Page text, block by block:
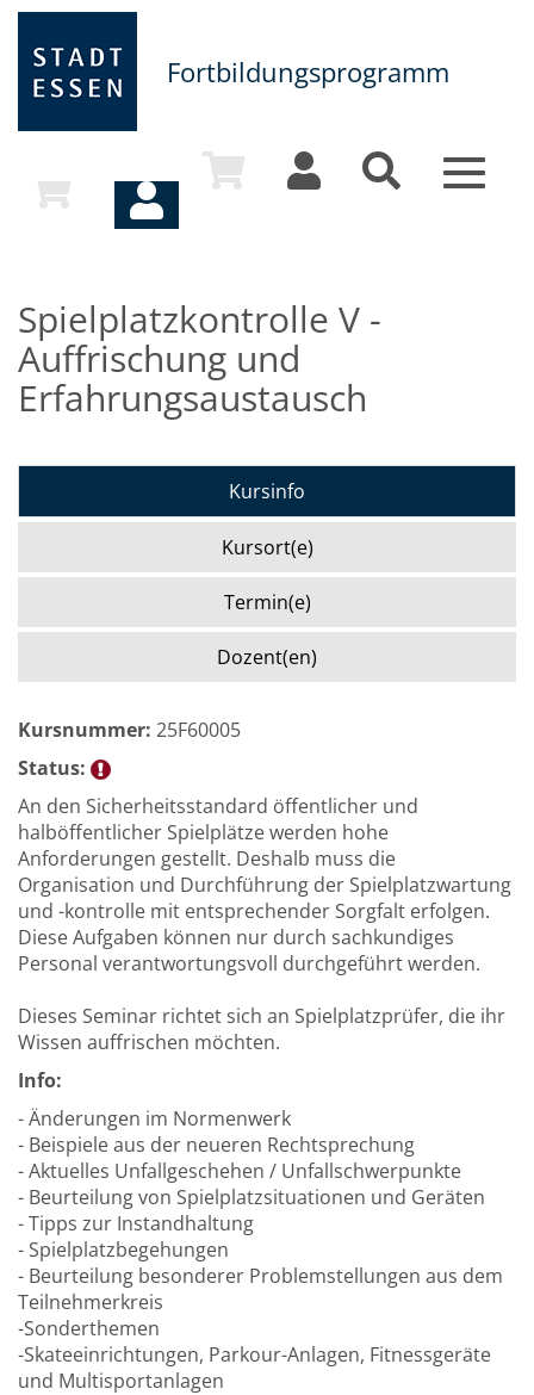
Fortbildungsprogramm
Toggle
Spielplatzkontrolle V -
Auffrischung und
Erfahrungsaustausch
Kursinfo
Kursort(e)
Termin(e)
Dozent(en)
Kursnummer: 25F60005
Status:
An den Sicherheitsstandard öffentlicher und
halböffentlicher Spielplätze werden hohe
Anforderungen gestellt. Deshalb muss die
Organisation und Durchführung der Spielplatzwartung
und -kontrolle mit entsprechender Sorgfalt erfolgen.
Diese Aufgaben können nur durch sachkundiges
Personal verantwortungsvoll durchgeführt werden.
Dieses Seminar richtet sich an Spielplatzprüfer, die ihr
Wissen auffrischen möchten.
Info:
- Änderungen im Normenwerk
- Beispiele aus der neueren Rechtsprechung
- Aktuelles Unfallgeschehen / Unfallschwerpunkte
- Beurteilung von Spielplatzsituationen und Geräten
- Tipps zur Instandhaltung
- Spielplatzbegehungen
- Beurteilung besonderer Problemstellungen aus dem
Teilnehmerkreis
-Sonderthemen
-Skateeinrichtungen, Parkour-Anlagen, Fitnessgeräte
und Multisportanlagen